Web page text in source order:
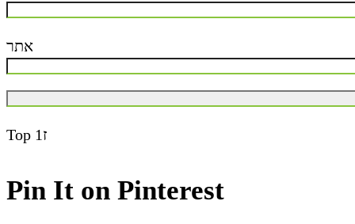
אתר
Top ז1
Pin It on Pinterest